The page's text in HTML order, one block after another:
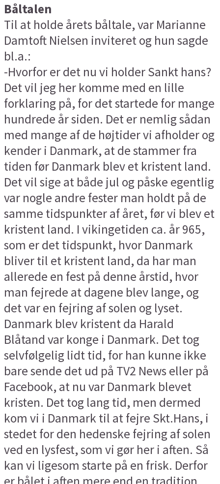
Båltalen
Til at holde årets båltale, var Marianne
Damtoft Nielsen inviteret og hun sagde
bl.a.:
-Hvorfor er det nu vi holder Sankt hans?
Det vil jeg her komme med en lille
forklaring på, for det startede for mange
hundrede år siden. Det er nemlig sådan
med mange af de højtider vi afholder og
kender i Danmark, at de stammer fra
tiden før Danmark blev et kristent land.
Det vil sige at både jul og påske egentlig
var nogle andre fester man holdt på de
samme tidspunkter af året, før vi blev et
kristent land. I vikingetiden ca. år 965,
som er det tidspunkt, hvor Danmark
bliver til et kristent land, da har man
allerede en fest på denne årstid, hvor
man fejrede at dagene blev lange, og
det var en fejring af solen og lyset.
Danmark blev kristent da Harald
Blåtand var konge i Danmark. Det tog
selvfølgelig lidt tid, for han kunne ikke
bare sende det ud på TV2 News eller på
Facebook, at nu var Danmark blevet
kristen. Det tog lang tid, men dermed
kom vi i Danmark til at fejre Skt.Hans, i
stedet for den hedenske fejring af solen
ved en lysfest, som vi gør her i aften. Så
kan vi ligesom starte på en frisk. Derfor
er bålet i aften mere end en tradition.